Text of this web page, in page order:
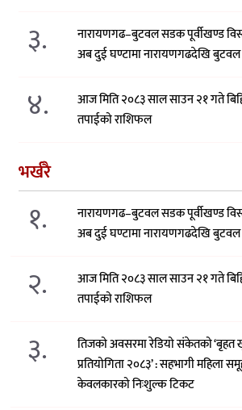
३.
नारायणगढ–बुटवल सडक पूर्वीखण्ड
अब दुई घण्टामा नारायणगढदेखि बुटवल
४.
आज मिति २०८३ साल साउन २१ गते
तपाईको राशिफल
भर्खरै
१.
नारायणगढ–बुटवल सडक पूर्वीखण्ड
अब दुई घण्टामा नारायणगढदेखि बुटवल
२.
आज मिति २०८३ साल साउन २१ गते
तपाईको राशिफल
३.
तिजको अवसरमा रेडियो संकेतको ‘बृहत
प्रतियोगिता २०८३’ : सहभागी महिला
केवलकारको निःशुल्क टिकट